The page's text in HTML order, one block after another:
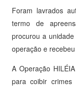
Foram lavrados
termo de
procurou a
operação e
A Operação
para coibir